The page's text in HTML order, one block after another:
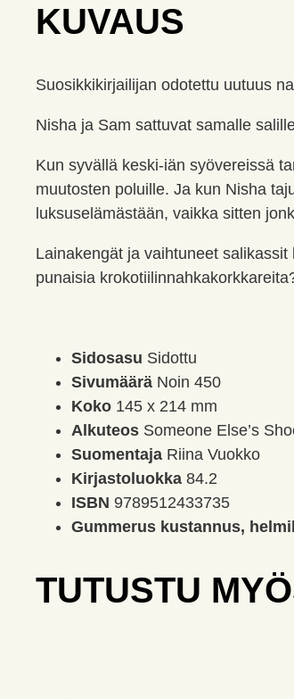
KUVAUS
Suosikkikirjailijan odotettu uutuus
Nisha ja Sam sattuvat samalle
Kun syvällä keski-iän syövereissä
muutosten poluille. Ja kun Nisha
luksuselämästään, vaikka sitten
Lainakengät ja vaihtuneet
punaisia
Sidosasu Sidottu
Sivumäärä Noin 450
Koko 145 x 214 mm
Alkuteos Someone Else’s
Suomentaja Riina Vuokko
Kirjastoluokka 84.2
ISBN 9789512433735
Gummerus kustannus,
TUTUSTU